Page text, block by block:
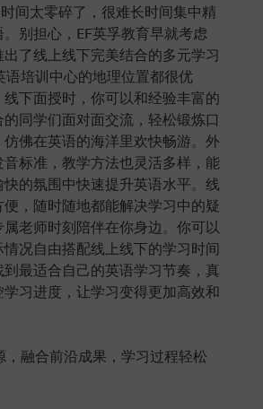
太零碎了，很难长时间集中精
别担心，EF英孚教育早就考虑
了线上线下完美结合的多元学习
语培训中心的地理位置都很优
下面授时，你可以和经验丰富的
同学们面对面交流，轻松锻炼口
佛在英语的海洋里欢快畅游。外
标准，教学方法也灵活多样，能
的氛围中快速提升英语水平。线
便，随时随地都能解决学习中的疑
老师时刻陪伴在你身边。你可以
况自由搭配线上线下的学习时间
最适合自己的英语学习节奏，真
习进度，让学习变得更加高效和
，融合前沿成果，学习过程轻松